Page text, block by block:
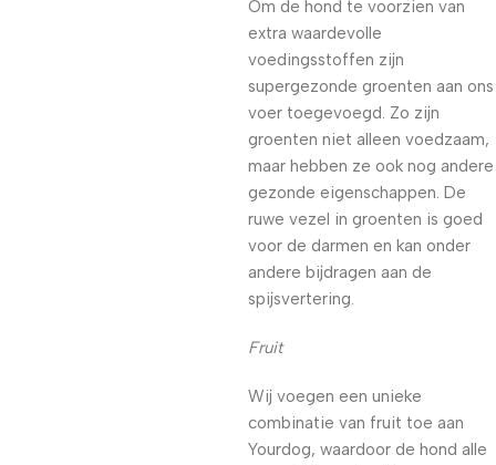
Om de hond te voorzien van
extra waardevolle
voedingsstoffen zijn
supergezonde groenten aan ons
voer toegevoegd. Zo zijn
groenten niet alleen voedzaam,
maar hebben ze ook nog andere
gezonde eigenschappen. De
ruwe vezel in groenten is goed
voor de darmen en kan onder
andere bijdragen aan de
spijsvertering.
Fruit
Wij voegen een unieke
combinatie van fruit toe aan
Yourdog, waardoor de hond alle